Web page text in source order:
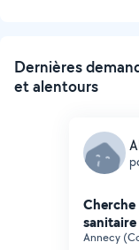
Dernières
et alentours
sanitaire
Annecy